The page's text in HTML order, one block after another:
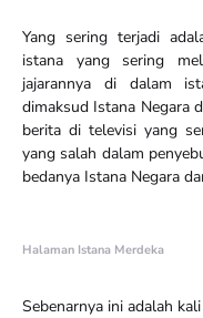
Yang sering terjadi
istana yang sering
jajarannya di dalam
dimaksud Istana Negara
berita di televisi yang
yang salah dalam
bedanya Istana Negara
Halaman Istana Merdeka
Sebenarnya ini adalah